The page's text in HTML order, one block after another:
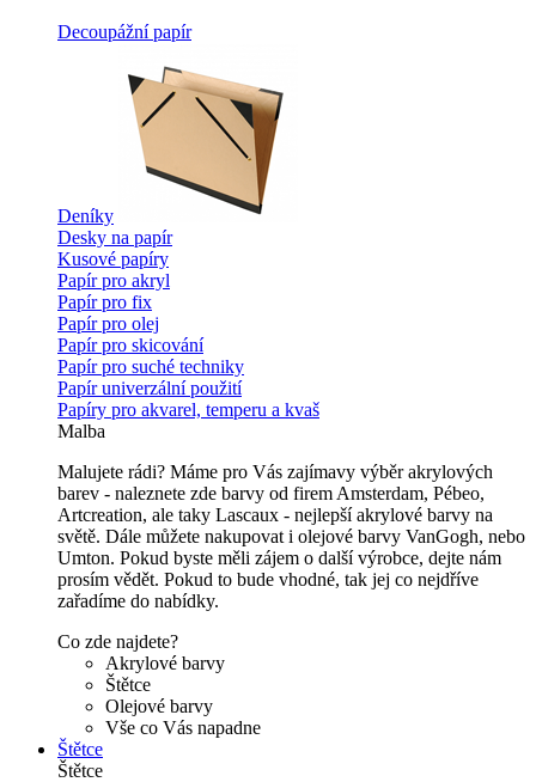
Decoupážní papír
Deníky
Desky na papír
Kusové papíry
Papír pro akryl
Papír pro fix
Papír pro olej
Papír pro skicování
Papír pro suché techniky
Papír univerzální použití
Papíry pro akvarel, temperu a kvaš
Malba
Malujete rádi? Máme pro Vás zajímavy výběr akrylových
barev - naleznete zde barvy od firem Amsterdam, Pébeo,
Artcreation, ale taky Lascaux - nejlepší akrylové barvy na
světě. Dále můžete nakupovat i olejové barvy VanGogh, nebo
Umton. Pokud byste měli zájem o další výrobce, dejte nám
prosím vědět. Pokud to bude vhodné, tak jej co nejdříve
zařadíme do nabídky.
Co zde najdete?
Akrylové barvy
Štětce
Olejové barvy
Vše co Vás napadne
Štětce
Štětce